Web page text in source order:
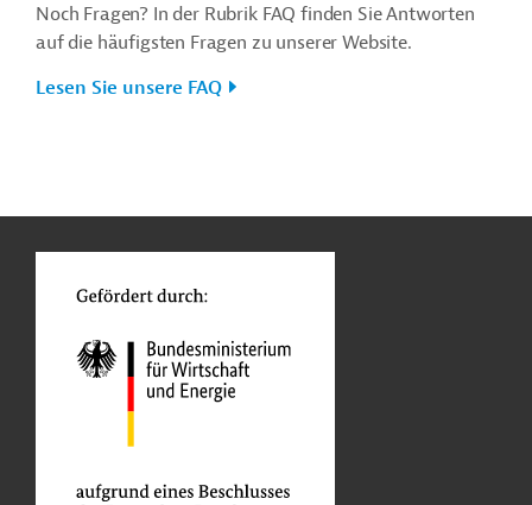
Noch Fragen? In der Rubrik FAQ finden Sie Antworten
auf die häufigsten Fragen zu unserer Website.
Lesen Sie unsere FAQ